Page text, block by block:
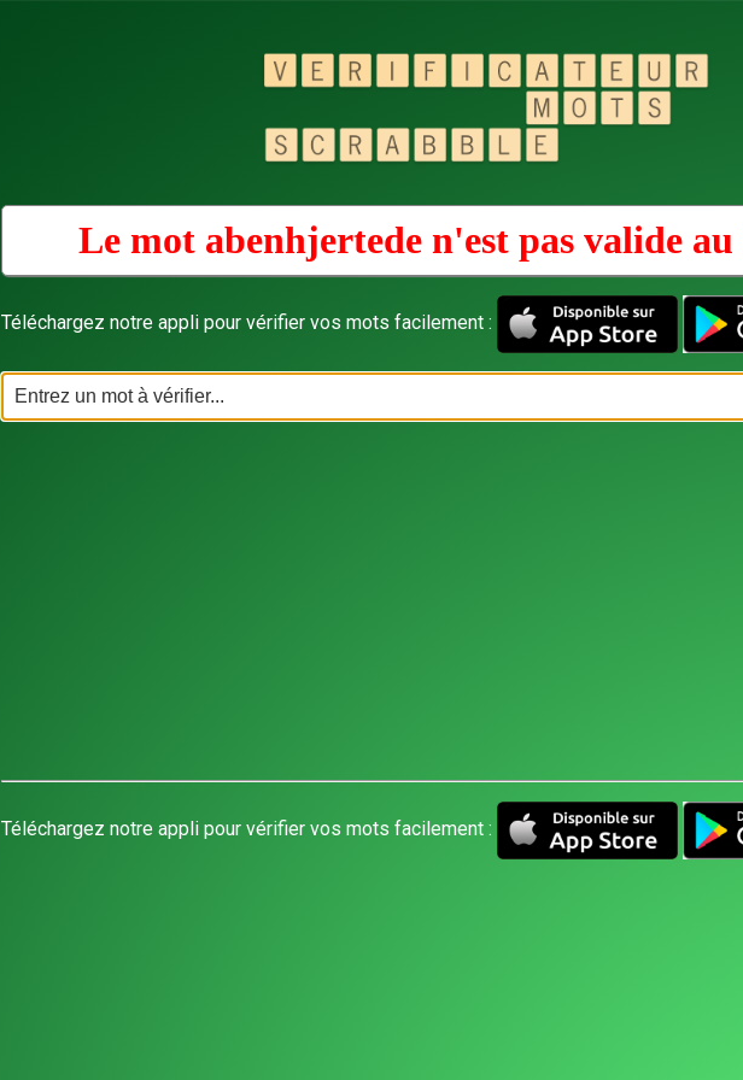
Le mot abenhjertede n'est pas valide au
Téléchargez notre appli pour vérifier vos mots facilement :
Téléchargez notre appli pour vérifier vos mots facilement :